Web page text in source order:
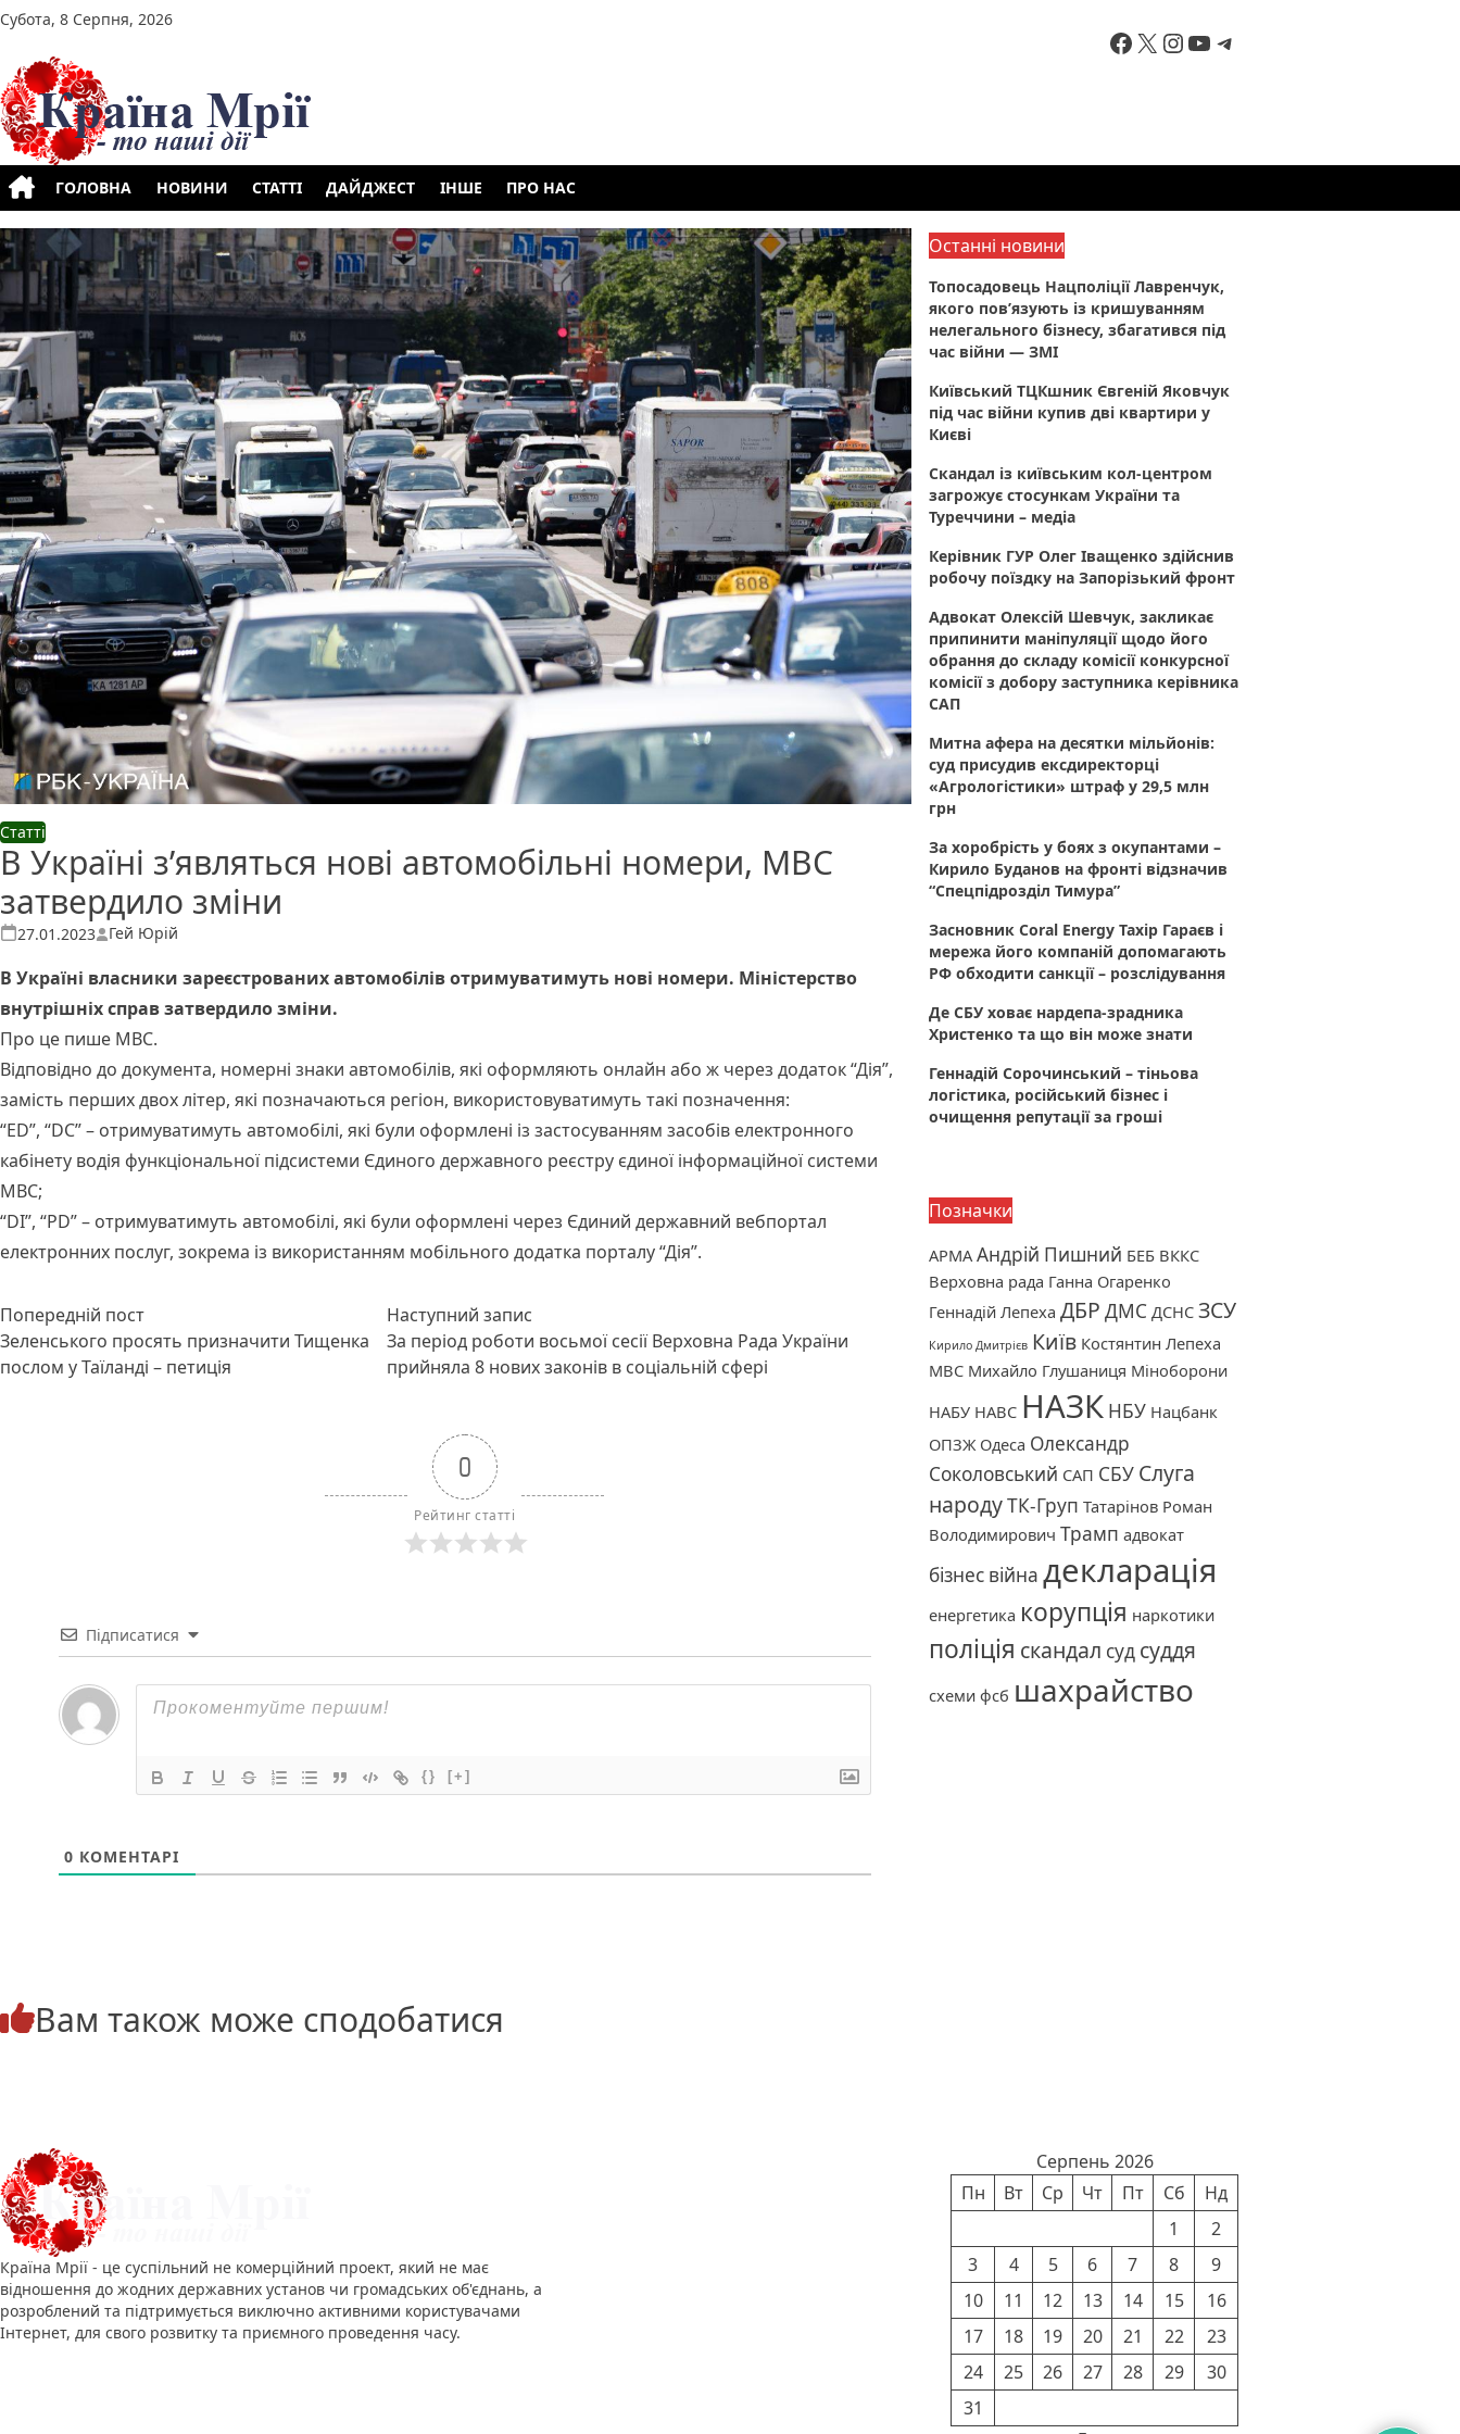
Перейти до вмісту
Субота, 8 Серпня, 2026
Facebook
X Instagram
YouTube
Telegram
ГОЛОВНА НОВИНИ СТАТТІ ДАЙДЖЕСТ ІНШЕ ПРО НАС
Статті
В Україні з’являться нові автомобільні номери, МВС
затвердило зміни
27.01.2023Опубліковано
Гей Юрій
В Україні власники зареєстрованих автомобілів отримуватимуть нові номери. Міністерство
внутрішніх справ затвердило зміни.
Про це пише МВС.
Відповідно до документа, номерні знаки автомобілів, які оформляють онлайн або ж через додаток “Дія”,
замість перших двох літер, які позначаються регіон, використовуватимуть такі позначення:
“ED”, “DC” – отримуватимуть автомобілі, які були оформлені із застосуванням засобів електронного
кабінету водія функціональної підсистеми Єдиного державного реєстру єдиної інформаційної системи
МВС;
“DI”, “PD” – отримуватимуть автомобілі, які були оформлені через Єдиний державний вебпортал
електронних послуг, зокрема із використанням мобільного додатка порталу “Дія”.
Навігація
записів
Попередній постПопередній запис:
Зеленського просять призначити Тищенка
послом у Таїланді – петиція
Наступний запис
За період роботи восьмої сесії Верховна Рада України
прийняла 8 нових законів в соціальній сфері
0
Рейтинг статті
Підписатися
{} [+]
0 КОМЕНТАРІ
Вам також може сподобатися
Останні новини
Топосадовець Нацполіції Лавренчук,
якого пов’язують із кришуванням
нелегального бізнесу, збагатився під
час війни — ЗМІ
Київський ТЦКшник Євгеній Яковчук
під час війни купив дві квартири у
Києві
Скандал із київським кол-центром
загрожує стосункам України та
Туреччини – медіа
Керівник ГУР Олег Іващенко здійснив
робочу поїздку на Запорізький фронт
Адвокат Олексій Шевчук, закликає
припинити маніпуляції щодо його
обрання до складу комісії конкурсної
комісії з добору заступника керівника
САП
Митна афера на десятки мільйонів:
суд присудив ексдиректорці
«Агрологістики» штраф у 29,5 млн
грн
За хоробрість у боях з окупантами –
Кирило Буданов на фронті відзначив
“Спецпідрозділ Тимура”
Засновник Coral Energy Тахір Гараєв і
мережа його компаній допомагають
РФ обходити санкції – розслідування
Де СБУ ховає нардепа-зрадника
Христенко та що він може знати
Геннадій Сорочинський – тіньова
логістика, російський бізнес і
очищення репутації за гроші
Позначки
АРМА Андрій Пишний БЕБ ВККС
Верховна рада Ганна Огаренко
Геннадій Лепеха ДБР ДМС ДСНС ЗСУ
Кирило Дмитрієв Київ Костянтин Лепеха
МВС Михайло Глушаниця Міноборони
НАБУ НАВС НАЗК НБУ Нацбанк
ОПЗЖ Одеса Олександр
Соколовський САП СБУ Слуга
народуТК-Груп Татарінов Роман
Володимирович Трамп адвокат
бізнес війна декларація
енергетика корупція наркотики
поліція скандал суд суддя
схеми фсб шахрайство
Країна Мрії - це суспільний не комерційний проект, який не має
відношення до жодних державних установ чи громадських об'єднань, а
розроблений та підтримується виключно активними користувачами
Інтернет, для свого розвитку та приємного проведення часу.
Серпень 2026
Пн
Вт Ср Чт Пт Сб
Нд
1
2
3
4 5 6 7 8
9
10
11 12 13 14 15
16
17
18 19 20 21 22
23
24
25 26 27 28 29
30
31